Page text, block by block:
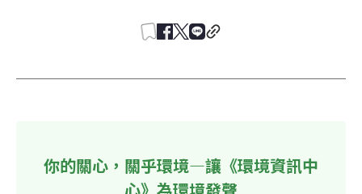
你的關心，關乎環境—讓《環境資訊中